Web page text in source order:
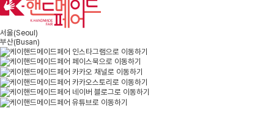
서울(Seoul)
부산(Busan)